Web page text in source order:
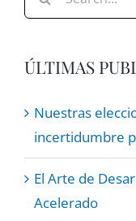
for:
ÚLTIMAS
Nuestras
incertidumbre
El Arte de
Acelerado